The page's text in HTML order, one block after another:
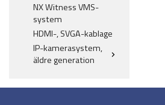
NX Witness VMS-
system
HDMI-, SVGA-kablage
IP-kamerasystem,
äldre generation